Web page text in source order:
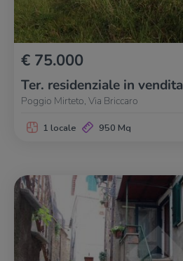
€ 75.000
Ter. residenziale in vendita
Poggio Mirteto, Via Briccaro
1 locale 950 Mq